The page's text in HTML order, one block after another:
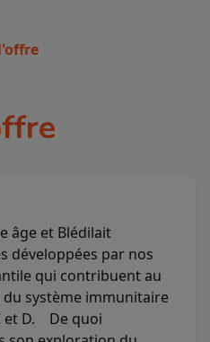
âge et Blédilait
développées par nos
qui contribuent au
système immunitaire
et D. De quoi